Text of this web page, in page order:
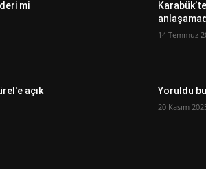
mi
açık
14 Temmuz
Yoruldu
20 Kasım